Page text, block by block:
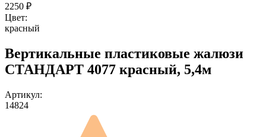
2250 ₽
Цвет:
красный
Вертикальные пластиковые жалюзи
СТАНДАРТ 4077 красный, 5,4м
Артикул:
14824